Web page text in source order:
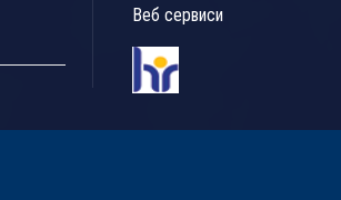
Веб сервиси